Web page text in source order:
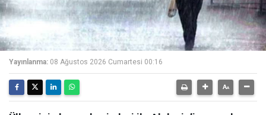
Yayınlanma: 08 Ağustos 2026 Cumartesi 00:16